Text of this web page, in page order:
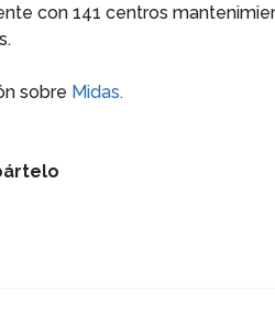
con 141 centros
sobre Midas.